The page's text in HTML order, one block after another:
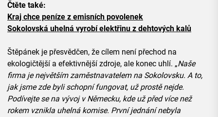
Čtěte také:
Kraj chce peníze z emisních povolenek
Sokolovská uhelná vyrobí elektřinu z dehtových kalů
Štěpánek je přesvědčen, že cílem není přechod na
ekologičtější a efektivnější zdroje, ale konec uhlí. „Naše
firma je největším zaměstnavatelem na Sokolovsku. A to,
jak jsme zde byli schopní fungovat, už prostě nejde.
Podívejte se na vývoj v Německu, kde už před více než
rokem vznikla uhelná komise. První jednání nebyla